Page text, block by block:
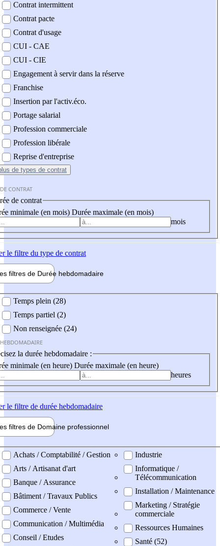
Contrat intermittent
Contrat pacte
Contrat d'usage
CUI - CAE
CUI - CIE
Engagement à servir dans la réserve
Franchise
Insertion par l'activ.éco.
Portage salarial
Profession commerciale
Profession libérale
Reprise d'entreprise
de types de contrat
CONTRAT
de contrat
minimale (en mois) Durée maximale (en mois)
mois
le filtre du type de contrat
filtres de Durée hebdomadaire
Temps plein (28)
Temps partiel (2)
Non renseignée (24)
la durée hebdomadaire :
minimale (en heure) Durée maximale (en heure)
heures
le filtre de durée hebdomadaire
filtres de Domaine professionnel
professionel
Achats / Comptabilité / Gestion
Arts / Artisanat d'art
Banque / Assurance
Bâtiment / Travaux Publics
Commerce / Vente
Communication / Multimédia
Conseil / Etudes
Industrie
Informatique /
Télécommunication
Installation / Maintenance
Marketing / Stratégie
commerciale
Ressources Humaines
Santé (52)